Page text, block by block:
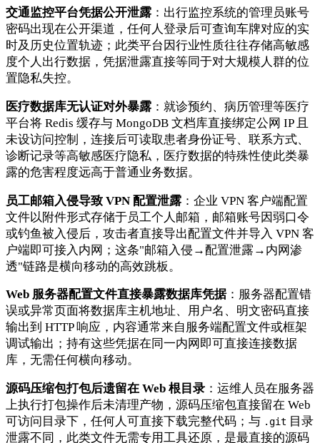
交通监控平台凭据公开泄露 ：出行监控系统的管理员账号
密码出现在公开渠道，任何人登录后可查询车牌对应的实
时及历史位置轨迹；此类平台因行业性质往往存储高敏感
度个人出行数据，凭据泄露直接等同于对大规模人群的位
置隐私失控。
医疗数据库无认证对外暴露 ：就诊预约、病历管理等医疗
平台将 Redis 缓存与 MongoDB 文档库直接绑定公网 IP 且
未设访问控制，连接后可读取患者身份证号、联系方式、
诊断记录等高敏感医疗隐私，医疗数据的特殊性使此类暴
露的危害程度远高于普通业务数据。
员工邮箱入侵导致 VPN 配置泄露 ：企业 VPN 客户端配置
文件以附件形式存储于员工个人邮箱，邮箱账号因弱口令
或钓鱼被入侵后，攻击者直接导出配置文件并导入 VPN 客
户端即可接入内网；这条"邮箱入侵→配置泄露→内网渗
透"链路是横向移动的高效跳板。
Web 服务器配置文件直接暴露数据库凭据：服务器配置错
误或异常页面将数据库主机地址、用户名、明文密码直接
输出到 HTTP 响应，内容通常来自服务端配置文件或框架
调试输出；持有这些凭据在同一内网即可直接连接数据
库，无需任何横向移动。
源码压缩包打包后遗留在 Web 根目录 ：运维人员在服务器
上执行打包操作后未清理产物，源码压缩包直接留在 Web
可访问目录下，任何人可直接下载完整代码；与 .git 目录
泄露不同，此类文件无需专用工具还原，是最直接的源码